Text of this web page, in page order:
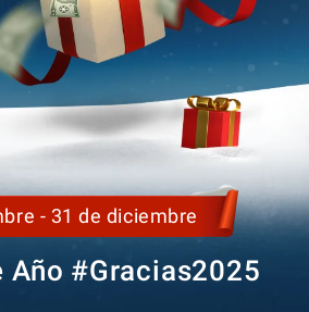
- 31 de diciembre
Año #Gracias2025